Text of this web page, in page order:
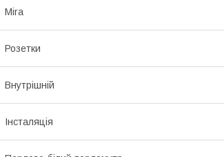
Mira
Розетки
Внутрішній
Інсталяція